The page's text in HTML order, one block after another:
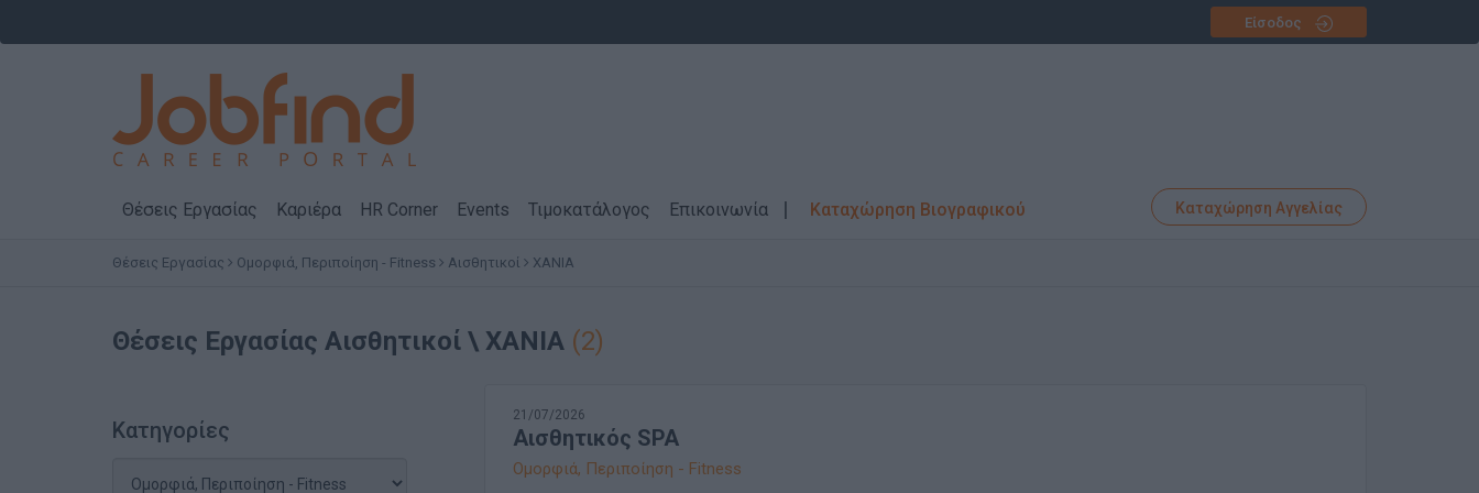
Είσοδος
Θέσεις Εργασίας Καριέρα HR Corner Events Τιμοκατάλογος Επικοινωνία Καταχώρηση Βιογραφικού Καταχώρηση Αγγελίας
Θέσεις Εργασίας Ομορφιά, Περιποίηση - Fitness Αισθητικοί ΧΑΝΙΑ
Θέσεις Εργασίας Αισθητικοί \ ΧΑΝΙΑ (2)
Κατηγορίες
21/07/2026
Αισθητικός SPA
Ομορφιά, Περιποίηση - Fitness